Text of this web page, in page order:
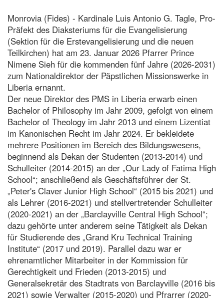
Monrovia (Fides) - Kardinale Luis Antonio G. Tagle, Pro-
Präfekt des Diaksteriums für die Evangelisierung
(Sektion für die Erstevangelisierung und die neuen
Teilkirchen) hat am 23. Januar 2026 Pfarrer Prince
Nimene Sieh für die kommenden fünf Jahre (2026-2031)
zum Nationaldirektor der Päpstlichen Missionswerke in
Liberia ernannt.
Der neue Direktor des PMS in Liberia erwarb einen
Bachelor of Philosophy im Jahr 2009, gefolgt von einem
Bachelor of Theology im Jahr 2013 und einem Lizentiat
im Kanonischen Recht im Jahr 2024. Er bekleidete
mehrere Positionen im Bereich des Bildungswesens,
beginnend als Dekan der Studenten (2013-2014) und
Schulleiter (2014-2015) an der „Our Lady of Fatima High
School“; anschließend als Geschäftsführer der St.
„Peter's Claver Junior High School“ (2015 bis 2021) und
als Lehrer (2016-2021) und stellvertretender Schulleiter
(2020-2021) an der „Barclayville Central High School“;
dazu gehörte unter anderem seine Tätigkeit als Dekan
für Studierende des „Grand Kru Technical Training
Institute“ (2017 und 2019). Parallel dazu war er
ehrenamtlicher Mitarbeiter in der Kommission für
Gerechtigkeit und Frieden (2013-2015) und
Generalsekretär des Stadtrats von Barclayville (2016 bis
2021) sowie Verwalter (2015-2020) und Pfrarrer (2020-